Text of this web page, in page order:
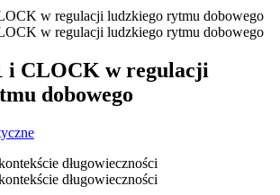
i CLOCK w regulacji
dobowego